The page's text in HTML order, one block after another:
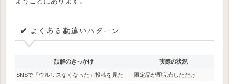
✔ よくある勘違いパターン
誤解のきっかけ 実際の状況
SNSで「ウルリスなくなった」投稿を見た 限定品が即完売しただけ